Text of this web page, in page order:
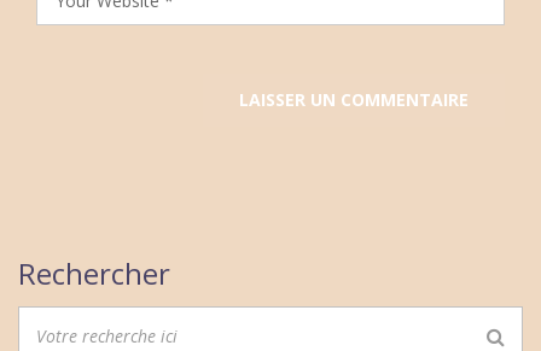
Rechercher